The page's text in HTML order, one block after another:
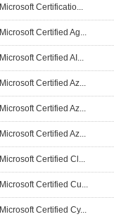
Microsoft Certificatio...
Microsoft Certified Ag...
Microsoft Certified AI...
Microsoft Certified Az...
Microsoft Certified Az...
Microsoft Certified Az...
Microsoft Certified Cl...
Microsoft Certified Cu...
Microsoft Certified Cy...